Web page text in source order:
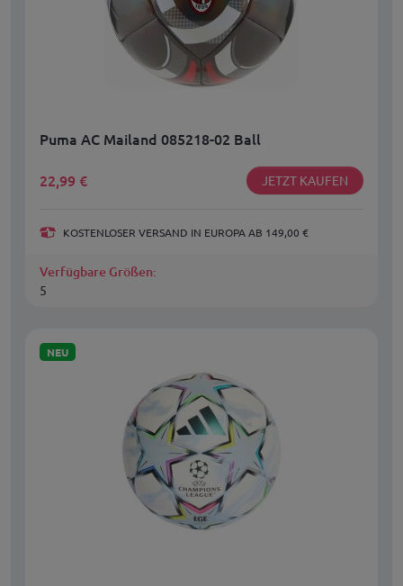
Puma AC Mailand 085218-02 Ball
22,99 € JETZT KAUFEN
KOSTENLOSER VERSAND IN EUROPA AB 149,00 €
Verfügbare Größen:
5
NEU